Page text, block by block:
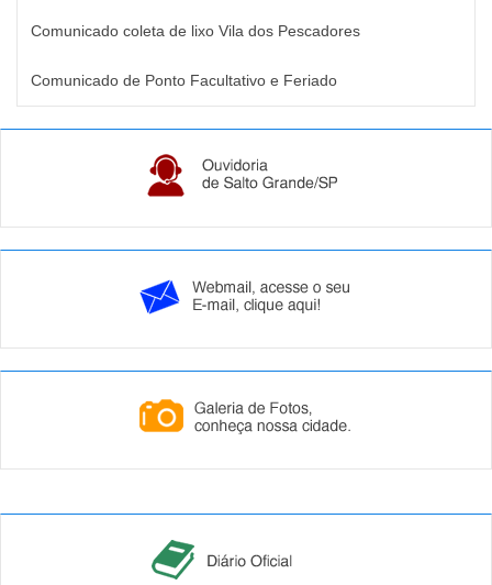
Comunicado coleta de lixo Vila dos Pescadores
Comunicado de Ponto Facultativo e Feriado